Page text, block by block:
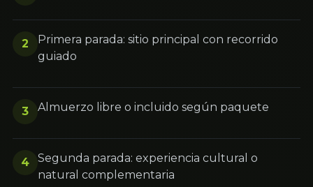
2
Primera parada: sitio principal con recorrido
guiado
3 Almuerzo libre o incluido según paquete
4
Segunda parada: experiencia cultural o
natural complementaria